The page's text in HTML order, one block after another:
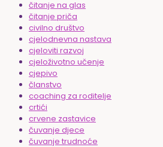
čitanje na glas
čitanje priča
civilno društvo
cjelodnevna nastava
cjeloviti razvoj
cjeloživotno učenje
cjepivo
članstvo
coaching za roditelje
crtići
crvene zastavice
čuvanje djece
čuvanje trudnoće